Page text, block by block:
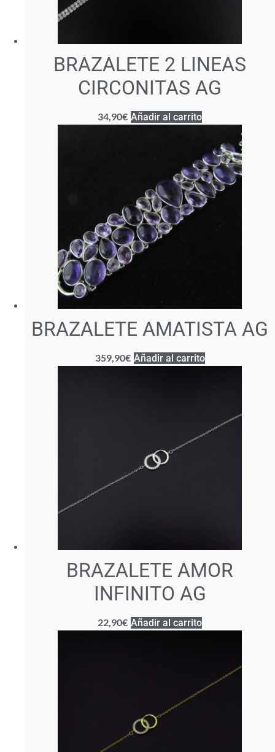
BRAZALETE 2 LINEAS
CIRCONITAS AG
34,90€ Añadir al carrito
BRAZALETE AMATISTA AG
359,90€ Añadir al carrito
BRAZALETE AMOR
INFINITO AG
22,90€ Añadir al carrito